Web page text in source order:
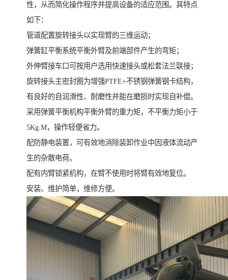
性，从而简化操作程序并提高设备的适应范围。其特点
如下：
管道配置旋转接头以实现臂的三维运动；
弹簧缸平衡系统平衡外臂及前端部件产生的弯矩；
外伸臂接车口可按用户选用快速接头或松套法兰联接；
旋转接头主密封圈为增强PTFE+不锈钢弹簧钢卡结构，
有良好的自润滑性、耐磨性并能在磨损时实现自补偿。
采用弹簧平衡机构平衡外臂的重力矩，不平衡力矩小于
5Kg.M，操作轻便省力。
配防静电装置，可有效地消除装卸作业中因液体流动产
生的杂散电荷。
配有内臂锁紧机构，在臂不使用时将臂有效地复位。
安装、维护简单，维修方便。